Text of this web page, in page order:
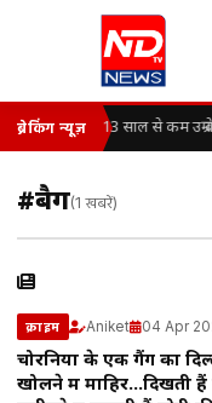
ब्रेकिंग न्यूज़ 13 साल से कम
#बैग(1 खबरें)
क्राइम Aniket 04 Apr
चोरनियों के एक गैंग का
खोलने में माहिर…दिखती हैं